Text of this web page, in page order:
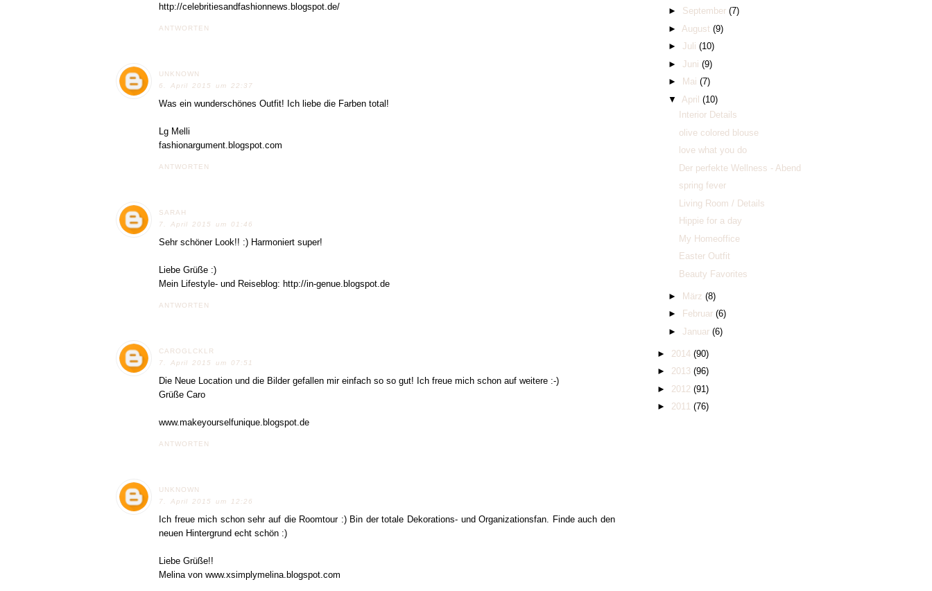
http://celebritiesandfashionnews.blogspot.de/
ANTWORTEN
UNKNOWN
6. April 2015 um 22:37
Was ein wunderschönes Outfit! Ich liebe die Farben total!
Lg Melli
fashionargument.blogspot.com
ANTWORTEN
SARAH
7. April 2015 um 01:46
Sehr schöner Look!! :) Harmoniert super!
Liebe Grüße :)
Mein Lifestyle- und Reiseblog: http://in-genue.blogspot.de
ANTWORTEN
CAROGLCKLR
7. April 2015 um 07:51
Die Neue Location und die Bilder gefallen mir einfach so so gut! Ich freue mich schon auf weitere :-)
Grüße Caro
www.makeyourselfunique.blogspot.de
ANTWORTEN
UNKNOWN
7. April 2015 um 12:26
Ich freue mich schon sehr auf die Roomtour :) Bin der totale Dekorations- und Organizationsfan. Finde auch den
neuen Hintergrund echt schön :)
Liebe Grüße!!
Melina von www.xsimplymelina.blogspot.com
► September (7)
► August (9)
► Juli (10)
► Juni (9)
►
Mai (7)
▼ April (10)
Interior Details
olive colored blouse
love what you do
Der perfekte Wellness - Abend
spring fever
Living Room / Details
Hippie for a day
My Homeoffice
Easter Outfit
Beauty Favorites
► März (8)
►
Februar (6)
► Januar (6)
► 2014 (90)
► 2013 (96)
► 2012 (91)
► 2011 (76)